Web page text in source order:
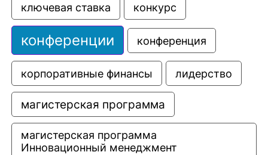
ключевая ставка конкурс
конференции конференция
корпоративные финансы лидерство
магистерская программа
магистерская программа
Инновационный менеджмент